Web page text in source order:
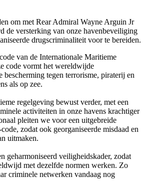
om met Rear Admiral Wayne Arguin Jr
de versterking van onze havenbeveiliging
drugscriminaliteit voor te bereiden.
van de Internationale Maritieme
code vormt het wereldwijde
bescherming tegen terrorisme, piraterij en
als op zee.
regelgeving bewust verder, met een
activiteiten in onze havens krachtiger
pleiten we voor een uitgebreide
zodat ook georganiseerde misdaad en
uitmaken.
geharmoniseerd veiligheidskader, zodat
met dezelfde normen werken. Zo
criminele netwerken vandaag nog